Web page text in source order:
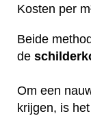
Kosten per
Beide
de
Om een
krijgen, is